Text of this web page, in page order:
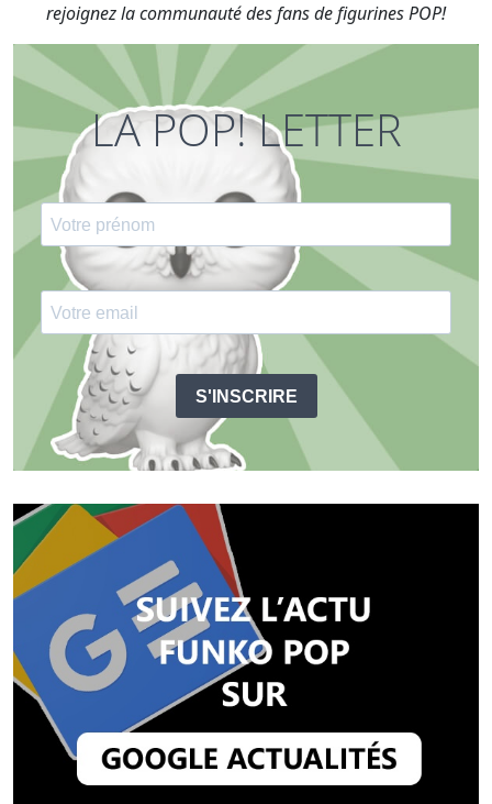
rejoignez la communauté des fans de figurines POP!
LA POP! LETTER
S'INSCRIRE